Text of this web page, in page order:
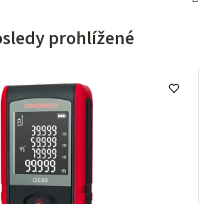
prohlížené